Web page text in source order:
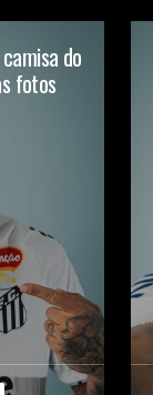
do
fotos